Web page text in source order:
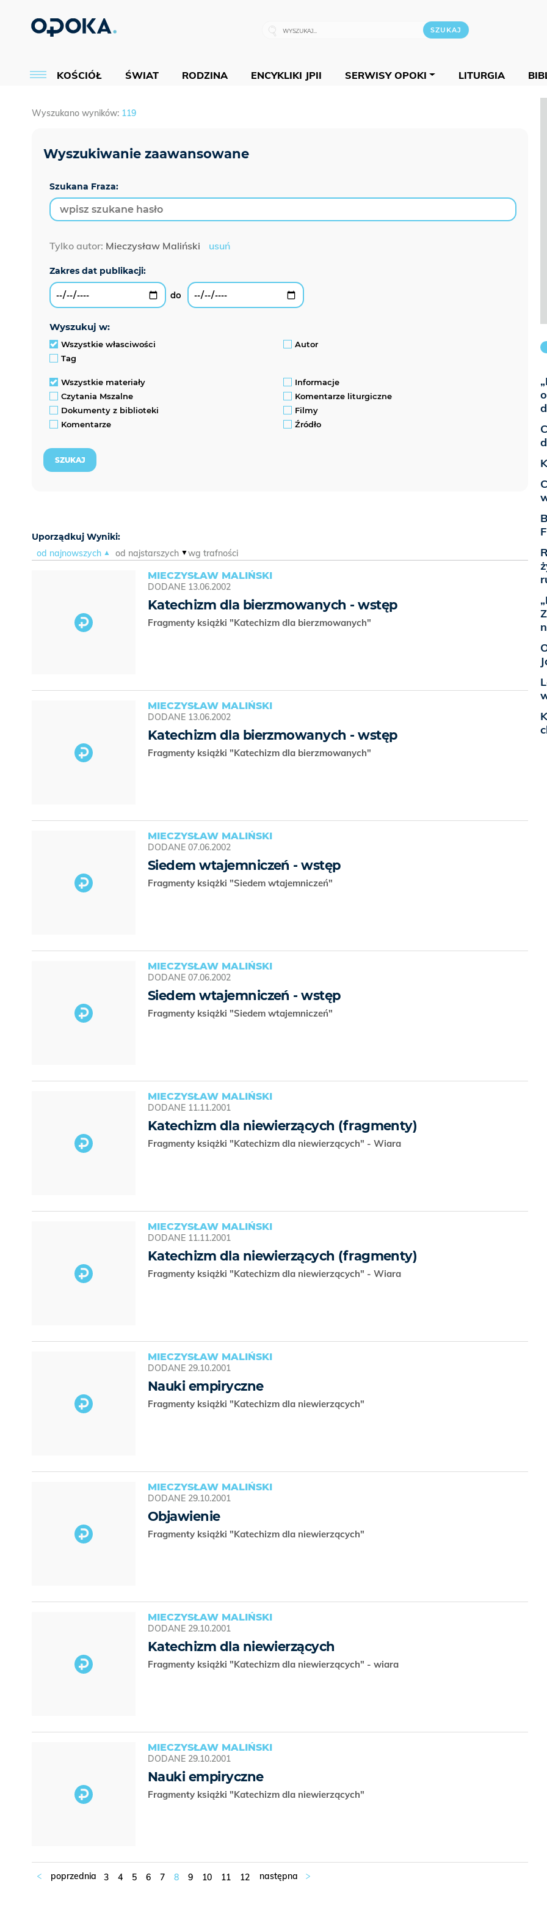
KOŚCIÓŁ ŚWIAT RODZINA ENCYKLIKI JPII SERWISY OPOKI LITURGIA
Wyszukano wyników: 119
Szukana Fraza:
Tylko autor: Mieczysław Maliński usuń
wyszukuj w:
Wszystkie własciwości
Autor
Tag
Wszystkie materiały
Informacje
Czytania Mszalne
Komentarze liturgiczne
Dokumenty z biblioteki
Filmy
Komentarze
Źródło
Uporządkuj Wyniki:
od najnowszych
od najstarszych wg trafności
MIECZYSŁAW MALIŃSKI
DODANE 13.06.2002
Katechizm dla bierzmowanych - wstęp
Fragmenty książki "Katechizm dla bierzmowanych"
MIECZYSŁAW MALIŃSKI
DODANE 13.06.2002
Katechizm dla bierzmowanych - wstęp
Fragmenty książki "Katechizm dla bierzmowanych"
MIECZYSŁAW MALIŃSKI
DODANE 07.06.2002
Siedem wtajemniczeń - wstęp
Fragmenty książki "Siedem wtajemniczeń"
MIECZYSŁAW MALIŃSKI
DODANE 07.06.2002
Siedem wtajemniczeń - wstęp
Fragmenty książki "Siedem wtajemniczeń"
MIECZYSŁAW MALIŃSKI
DODANE 11.11.2001
Katechizm dla niewierzących (fragmenty)
Fragmenty książki "Katechizm dla niewierzących" - Wiara
MIECZYSŁAW MALIŃSKI
DODANE 11.11.2001
Katechizm dla niewierzących (fragmenty)
Fragmenty książki "Katechizm dla niewierzących" - Wiara
MIECZYSŁAW MALIŃSKI
DODANE 29.10.2001
Nauki empiryczne
Fragmenty książki "Katechizm dla niewierzących"
MIECZYSŁAW MALIŃSKI
DODANE 29.10.2001
Objawienie
Fragmenty książki "Katechizm dla niewierzących"
MIECZYSŁAW MALIŃSKI
DODANE 29.10.2001
Katechizm dla niewierzących
Fragmenty książki "Katechizm dla niewierzących" - wiara
MIECZYSŁAW MALIŃSKI
DODANE 29.10.2001
Nauki empiryczne
Fragmenty książki "Katechizm dla niewierzących"
3 4 5 6 7 8 9 10 11 12